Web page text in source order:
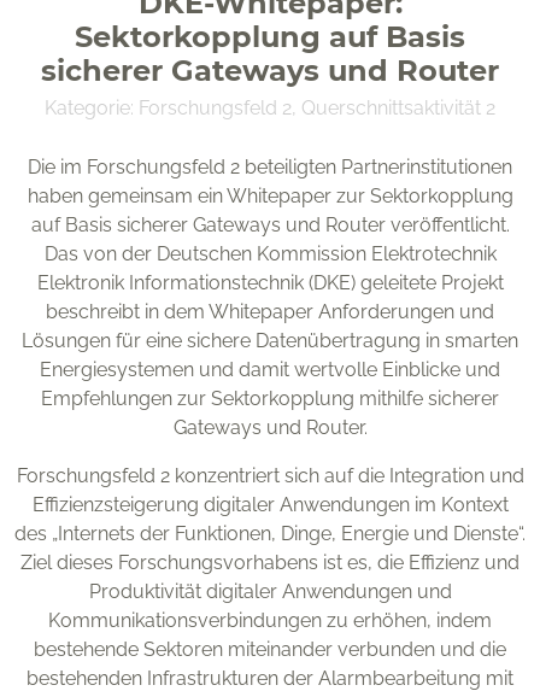
OFFIS e. V.
Escherweg 2
26121 Oldenburg
Förderkennzeichen 03SF0624
Sektorkopplung auf Basis
sicherer Gateways und Router
Kategorie: Forschungsfeld 2, Querschnittsaktivität 2
Die im Forschungsfeld 2 beteiligten Partnerinstitutionen
haben gemeinsam ein Whitepaper zur Sektorkopplung
auf Basis sicherer Gateways und Router veröffentlicht.
Das von der Deutschen Kommission Elektrotechnik
Elektronik Informationstechnik (DKE) geleitete Projekt
beschreibt in dem Whitepaper Anforderungen und
Lösungen für eine sichere Datenübertragung in smarten
Energiesystemen und damit wertvolle Einblicke und
Empfehlungen zur Sektorkopplung mithilfe sicherer
Gateways und Router.
Forschungsfeld 2 konzentriert sich auf die Integration und
Effizienzsteigerung digitaler Anwendungen im Kontext
des „Internets der Funktionen, Dinge, Energie und Dienste“.
Ziel dieses Forschungsvorhabens ist es, die Effizienz und
Produktivität digitaler Anwendungen und
Kommunikationsverbindungen zu erhöhen, indem
bestehende Sektoren miteinander verbunden und die
bestehenden Infrastrukturen der Alarmbearbeitung mit